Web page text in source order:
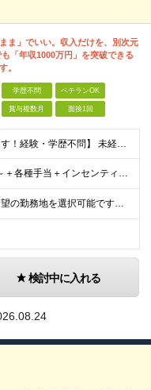
まま」でいい。収入だけを、別次元
「年収1000万円」を突破できる
。
学歴不問 ベテランOK
賞与複数月 面接1回
【全員面接いたします！経験・学歴不問】 未経験から稼ぎたい人＜第二新卒・社会人デビュー歓迎＞ ☆職種・業種未経験歓迎！未経験から稼げる環境です。 ◇人柄・意欲重視の選考！◇ 面接はお互いのことを知
【月給】 ・30万円～＋各種手当＋インセンティブ ・試用期間(6ヶ月) ※固定残業代は、時間外労働の有無に関わらず月34時間分を月5.6万円支給 ※上記を超える時間外労働分は追加で支給 ※試用期間中の
【東京本社】☆ご希望の勤務地を選択可能です！U・Iターン歓迎 〒171-0021 東京都豊島区西池袋２丁目３９－８ ■新宿営業所 「新宿御苑前駅」より徒歩5分、「新宿三丁目駅」より徒歩8分 東京都新
検討中に入れる